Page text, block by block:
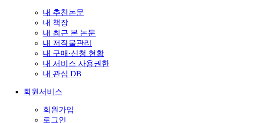
내 추천논문
내 책장
내 최근 본 논문
내 저작물관리
내 구매·신청 현황
내 서비스 사용권한
내 관심 DB
회원서비스
회원가입
로그인